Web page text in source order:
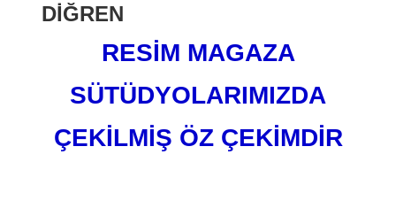
DİĞREN
RESİM MAGAZA
SÜTÜDYOLARIMIZDA
ÇEKİLMİŞ ÖZ ÇEKİMDİR